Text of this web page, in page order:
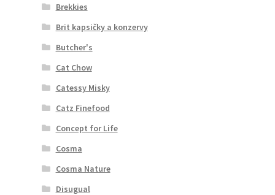
Brekkies
Brit kapsičky a konzervy
Butcher's
Cat Chow
Catessy Misky
Catz Finefood
Concept for Life
Cosma
Cosma Nature
Disugual